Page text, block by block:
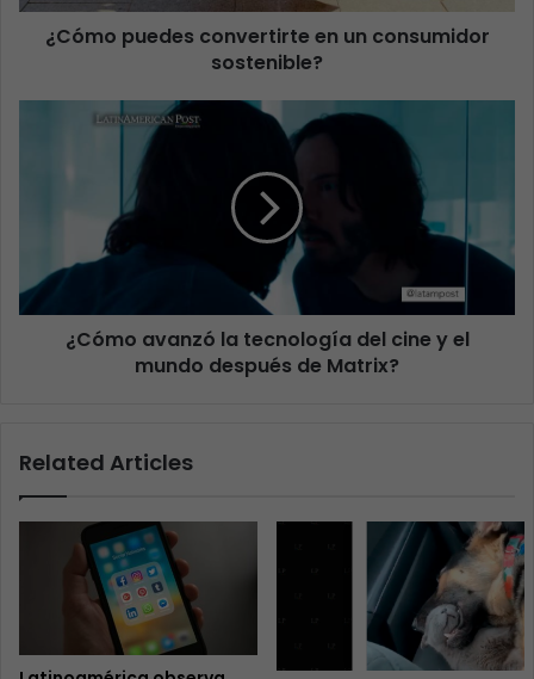
¿Cómo puedes convertirte en un consumidor
sostenible?
¿Cómo avanzó la tecnología del cine y el
mundo después de Matrix?
Related Articles